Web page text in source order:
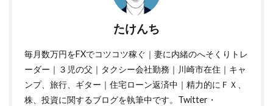
たけんち
毎月数万円をFXでコツコツ稼ぐ｜妻に内緒のへそくりトレ
ーダー｜３児の父｜タクシー会社勤務｜川崎市在住｜キャ
ンプ、旅行、ギター｜住宅ローン返済中｜精力的にＦＸ、
株、投資に関するブログを執筆中です。Twitter・